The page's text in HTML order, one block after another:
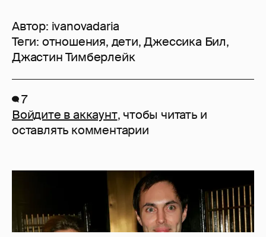
Автор: ivanovadaria
Теги: отношения, дети,Джессика Бил,
Джастин Тимберлейк
7
Войдите в аккаунт, чтобы читать и
оставлять комментарии